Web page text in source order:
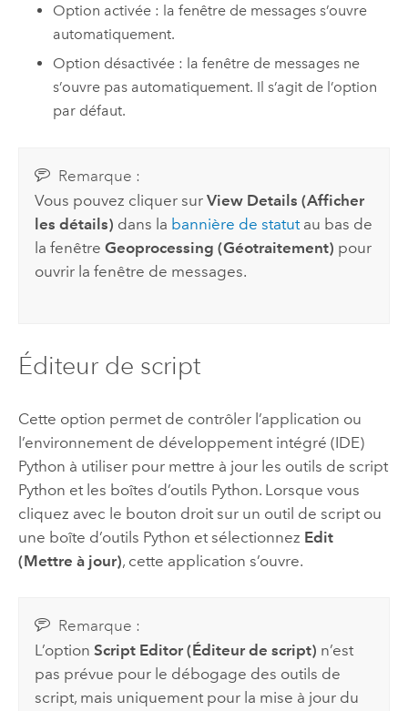
Option activée : la fenêtre de messages s’ouvre
automatiquement.
Option désactivée : la fenêtre de messages ne
s’ouvre pas automatiquement. Il s’agit de l’option
par défaut.
Remarque :
Vous pouvez cliquer surView Details (Afficher
les détails) dans la bannière de statutau bas de
la fenêtreGeoprocessing (Géotraitement) pour
ouvrir la fenêtre de messages.
Éditeur de script
Cette option permet de contrôler l’application ou
l’environnement de développement intégré (IDE)
Python à utiliser pour mettre à jour les outils de script
Python et les boîtes d’outils Python. Lorsque vous
cliquez avec le bouton droit sur un outil de script ou
une boîte d’outils Python et sélectionnez Edit
(Mettre à jour), cette application s’ouvre.
Remarque :
L’optionScript Editor (Éditeur de script) n’est
pas prévue pour le débogage des outils de
script, mais uniquement pour la mise à jour du